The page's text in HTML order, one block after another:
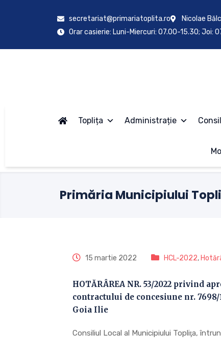
secretariat@primariatoplita.ro
Nicolae
Orar casierie: Luni-Miercuri: 07.00-15.30; Joi:
Toplița Administrație
Primăria Municipiului
15 martie 2022 HCL-2022,
HOTĂRÂREA NR. 53/2022 privind
contractului de concesiune nr.
Goia Ilie
Consiliul Local al Municipiului Topliţa,